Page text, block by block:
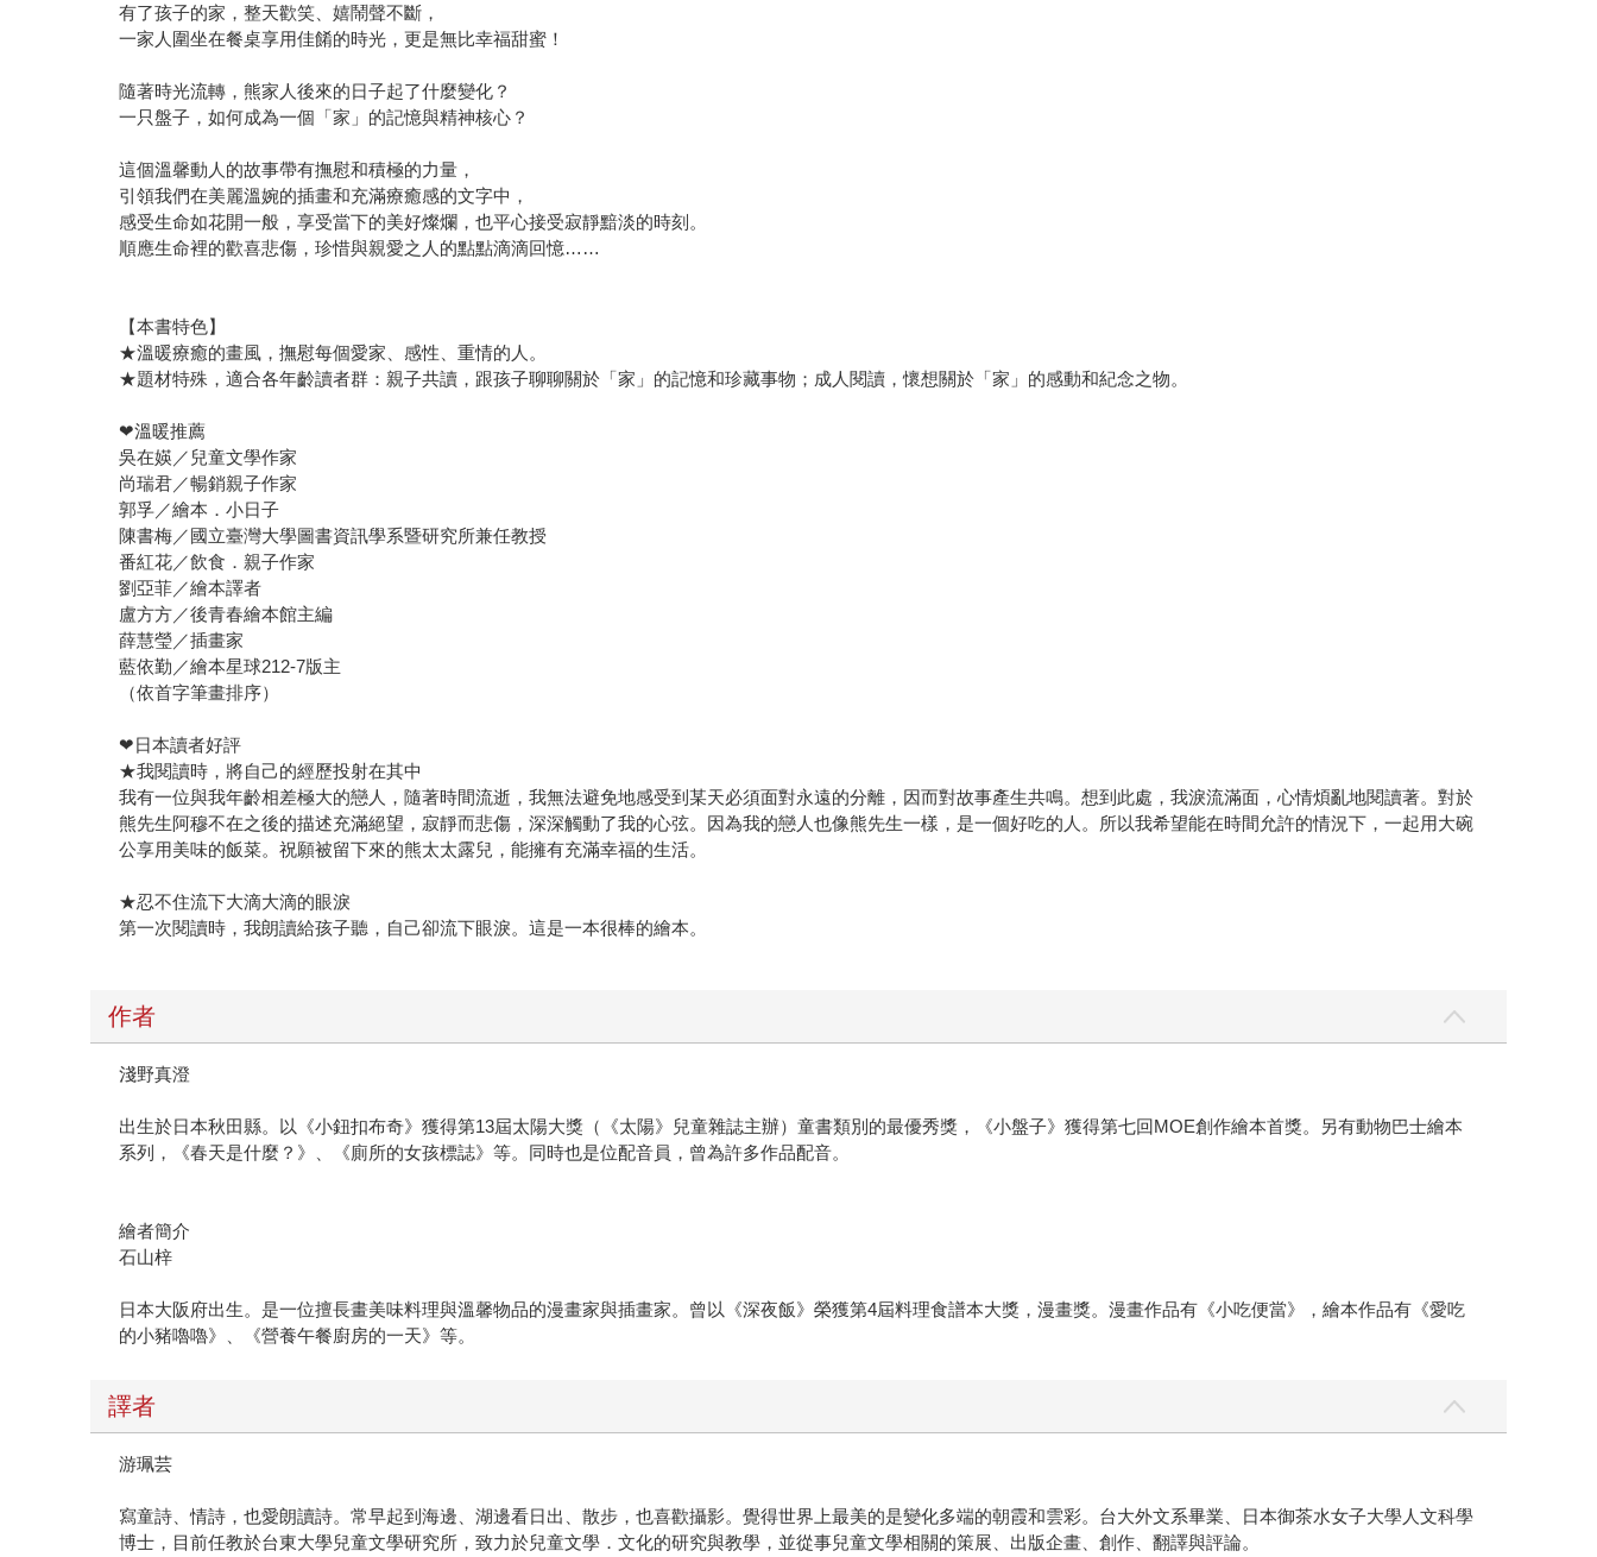
有了孩子的家，整天歡笑、嬉鬧聲不斷，
一家人圍坐在餐桌享用佳餚的時光，更是無比幸福甜蜜！
隨著時光流轉，熊家人後來的日子起了什麼變化？
一只盤子，如何成為一個「家」的記憶與精神核心？
這個溫馨動人的故事帶有撫慰和積極的力量，
引領我們在美麗溫婉的插畫和充滿療癒感的文字中，
感受生命如花開一般，享受當下的美好燦爛，也平心接受寂靜黯淡的時刻。
順應生命裡的歡喜悲傷，珍惜與親愛之人的點點滴滴回憶……
【本書特色】
★溫暖療癒的畫風，撫慰每個愛家、感性、重情的人。
★題材特殊，適合各年齡讀者群：親子共讀，跟孩子聊聊關於「家」的記憶和珍藏事物；成人閱讀，懷想關於「家」的感動和紀念之物。
❤溫暖推薦
吳在媖／兒童文學作家
尚瑞君／暢銷親子作家
郭孚／繪本．小日子
陳書梅／國立臺灣大學圖書資訊學系暨研究所兼任教授
番紅花／飲食．親子作家
劉亞菲／繪本譯者
盧方方／後青春繪本館主編
薛慧瑩／插畫家
藍依勤／繪本星球212-7版主
（依首字筆畫排序）
❤日本讀者好評
★我閱讀時，將自己的經歷投射在其中
我有一位與我年齡相差極大的戀人，隨著時間流逝，我無法避免地感受到某天必須面對永遠的分離，因而對故事產生共鳴。想到此處，我淚流滿面，心情煩亂地閱讀著。對於
熊先生阿穆不在之後的描述充滿絕望，寂靜而悲傷，深深觸動了我的心弦。因為我的戀人也像熊先生一樣，是一個好吃的人。所以我希望能在時間允許的情況下，一起用大碗
公享用美味的飯菜。祝願被留下來的熊太太露兒，能擁有充滿幸福的生活。
★忍不住流下大滴大滴的眼淚
第一次閱讀時，我朗讀給孩子聽，自己卻流下眼淚。這是一本很棒的繪本。
作者
淺野真澄
出生於日本秋田縣。以《小鈕扣布奇》獲得第13屆太陽大獎（《太陽》兒童雜誌主辦）童書類別的最優秀獎，《小盤子》獲得第七回MOE創作繪本首獎。另有動物巴士繪本
系列，《春天是什麼？》、《廁所的女孩標誌》等。同時也是位配音員，曾為許多作品配音。
繪者簡介
石山梓
日本大阪府出生。是一位擅長畫美味料理與溫馨物品的漫畫家與插畫家。曾以《深夜飯》榮獲第4屆料理食譜本大獎，漫畫獎。漫畫作品有《小吃便當》，繪本作品有《愛吃
的小豬嚕嚕》、《營養午餐廚房的一天》等。
譯者
游珮芸
寫童詩、情詩，也愛朗讀詩。常早起到海邊、湖邊看日出、散步，也喜歡攝影。覺得世界上最美的是變化多端的朝霞和雲彩。台大外文系畢業、日本御茶水女子大學人文科學
博士，目前任教於台東大學兒童文學研究所，致力於兒童文學．文化的研究與教學，並從事兒童文學相關的策展、出版企畫、創作、翻譯與評論。